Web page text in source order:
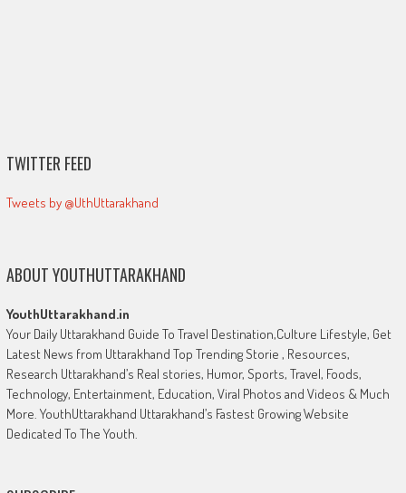
TWITTER FEED
Tweets by @UthUttarakhand
ABOUT YOUTHUTTARAKHAND
YouthUttarakhand.in
Your Daily Uttarakhand Guide To Travel Destination,Culture Lifestyle, Get
Latest News from Uttarakhand Top Trending Storie , Resources,
Research Uttarakhand’s Real stories, Humor, Sports, Travel, Foods,
Technology, Entertainment, Education, Viral Photos and Videos & Much
More. YouthUttarakhand Uttarakhand’s Fastest Growing Website
Dedicated To The Youth.